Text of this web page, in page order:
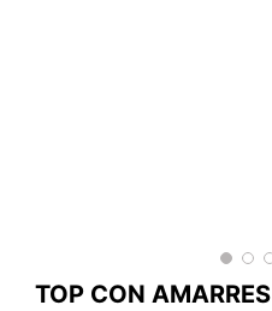
TOP CON AMARRES